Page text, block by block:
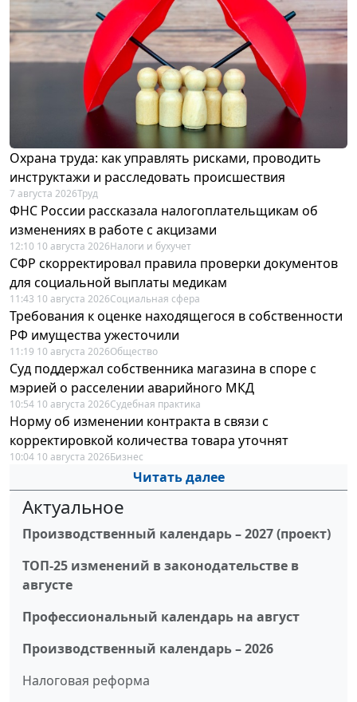
Охрана труда: как управлять рисками, проводить
инструктажи и расследовать происшествия
7 августа 2026Труд
ФНС России рассказала налогоплательщикам об
изменениях в работе с акцизами
12:10 10 августа 2026Налоги и бухучет
СФР скорректировал правила проверки документов
для социальной выплаты медикам
11:43 10 августа 2026Социальная сфера
Требования к оценке находящегося в собственности
РФ имущества ужесточили
11:19 10 августа 2026Общество
Суд поддержал собственника магазина в споре с
мэрией о расселении аварийного МКД
10:54 10 августа 2026Судебная практика
Норму об изменении контракта в связи с
корректировкой количества товара уточнят
10:04 10 августа 2026Бизнес
Читать далее
Актуальное
Производственный календарь – 2027 (проект)
ТОП-25 изменений в законодательстве в
августе
Профессиональный календарь на август
Производственный календарь – 2026
Налоговая реформа